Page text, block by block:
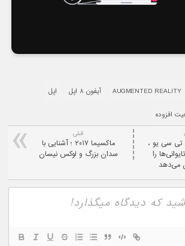
AUGMENTED REALITY آیفون ۸ اپل اپل
افزوده
قبلی
ماکسیما ۲۰۱۷ ؛ آشنایی با
سدان بزرگ و لوکس نیسان
تی سی یو ،
را
می‌دهد